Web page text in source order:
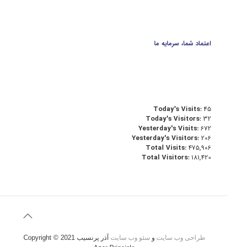
اعتماد شما، سرمایه ما
Today's Visits:45
Today's Visitors:32
Yesterday's Visits:672
Yesterday's Visitors:206
Total Visits:475,906
Total Visitors:181,420
طراحی وب سایت و سئو وب سایت آذر پرنسیب Copyright © 2021